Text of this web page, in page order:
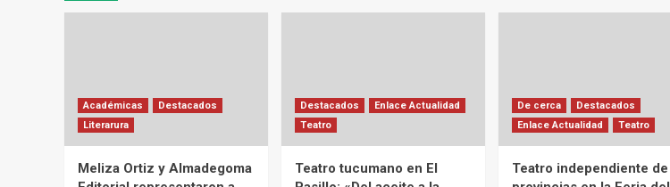
Académicas
Destacados
Literarura
Meliza Ortiz y Almadegoma
Destacados
Enlace Actualidad
Teatro
Teatro tucumano en El
De cerca
Destacados
Enlace Actualidad
Teatro
Teatro independiente de